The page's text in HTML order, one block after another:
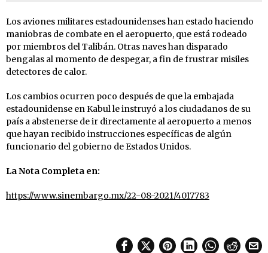
Los aviones militares estadounidenses han estado haciendo
maniobras de combate en el aeropuerto, que está rodeado
por miembros del Talibán. Otras naves han disparado
bengalas al momento de despegar, a fin de frustrar misiles
detectores de calor.
Los cambios ocurren poco después de que la embajada
estadounidense en Kabul le instruyó a los ciudadanos de su
país a abstenerse de ir directamente al aeropuerto a menos
que hayan recibido instrucciones específicas de algún
funcionario del gobierno de Estados Unidos.
La Nota Completa en:
https://www.sinembargo.mx/22-08-2021/4017783